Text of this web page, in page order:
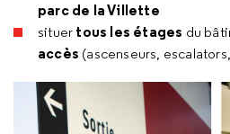
parc de la Villette
situer tous les étages du
accès (ascenseurs,